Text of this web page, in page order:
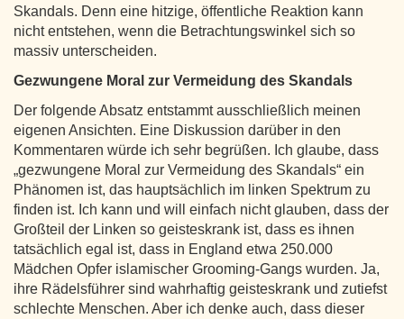
Skandals. Denn eine hitzige, öffentliche Reaktion kann
nicht entstehen, wenn die Betrachtungswinkel sich so
massiv unterscheiden.
Gezwungene Moral zur Vermeidung des Skandals
Der folgende Absatz entstammt ausschließlich meinen
eigenen Ansichten. Eine Diskussion darüber in den
Kommentaren würde ich sehr begrüßen. Ich glaube, dass
„gezwungene Moral zur Vermeidung des Skandals“ ein
Phänomen ist, das hauptsächlich im linken Spektrum zu
finden ist. Ich kann und will einfach nicht glauben, dass der
Großteil der Linken so geisteskrank ist, dass es ihnen
tatsächlich egal ist, dass in England etwa 250.000
Mädchen Opfer islamischer Grooming‑Gangs wurden. Ja,
ihre Rädelsführer sind wahrhaftig geisteskrank und zutiefst
schlechte Menschen. Aber ich denke auch, dass dieser